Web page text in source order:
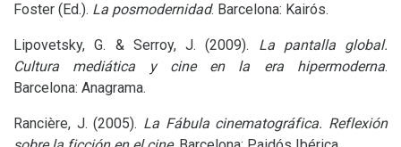
Foster (Ed.). La posmodernidad. Barcelona: Kairós.
Lipovetsky, G. &Serroy, J. (2009). La pantalla global.
Cultura mediática y cine en la era hipermoderna.
Barcelona: Anagrama.
Rancière, J. (2005). La Fábula cinematográfica. Reflexión